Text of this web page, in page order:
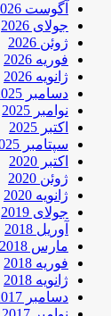
آگوست 2026
جولای 2026
ژوئن 2026
فوریه 2026
ژانویه 2026
دسامبر 2025
نوامبر 2025
اکتبر 2025
سپتامبر 2025
اکتبر 2020
ژوئن 2020
ژانویه 2020
جولای 2019
آوریل 2018
مارس 2018
فوریه 2018
ژانویه 2018
دسامبر 2017